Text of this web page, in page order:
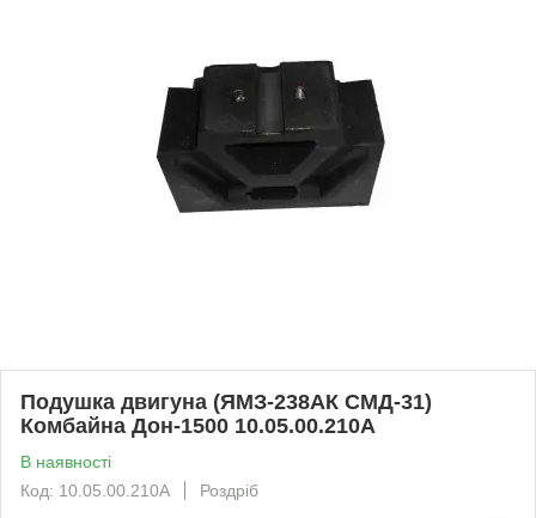
Подушка двигуна (ЯМЗ-238АК СМД-31)
Комбайна Дон-1500 10.05.00.210А
В наявності
Код: 10.05.00.210А
Роздріб